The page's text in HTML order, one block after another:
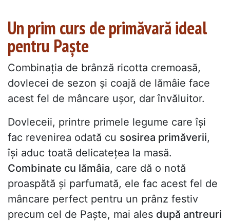
Un prim curs de primăvară ideal
pentru Paște
Combinația de brânză ricotta cremoasă,
dovlecei de sezon și coajă de lămâie face
acest fel de mâncare ușor, dar învăluitor.
Dovleceii, printre primele legume care își
fac revenirea odată cu sosirea primăverii,
își aduc toată delicatețea la masă.
Combinate cu lămâia, care dă o notă
proaspătă și parfumată, ele fac acest fel de
mâncare perfect pentru un prânz festiv
precum cel de Paște, mai ales după antreuri